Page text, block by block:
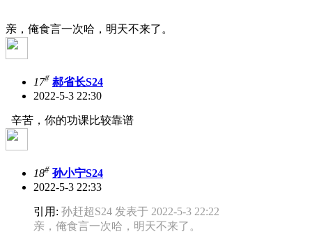
亲，俺食言一次哈，明天不来了。
17# 郝省长S24
2022-5-3 22:30
辛苦，你的功课比较靠谱
18# 孙小宁S24
2022-5-3 22:33
引用: 孙赶超S24 发表于 2022-5-3 22:22
亲，俺食言一次哈，明天不来了。